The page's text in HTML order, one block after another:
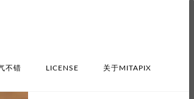
不错 LICENSE 关于MITAPIX